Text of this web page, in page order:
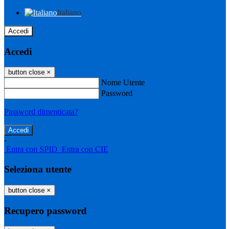
Italiano
Accedi
Accedi
button close ×
Nome Utente
Password
Password dimenticata?
-
Entra con SPID Entra con CIE
Seleziona utente
button close ×
Recupero password